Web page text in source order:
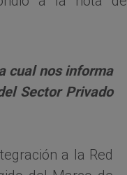
cual nos informa
Sector Privado
a la Red